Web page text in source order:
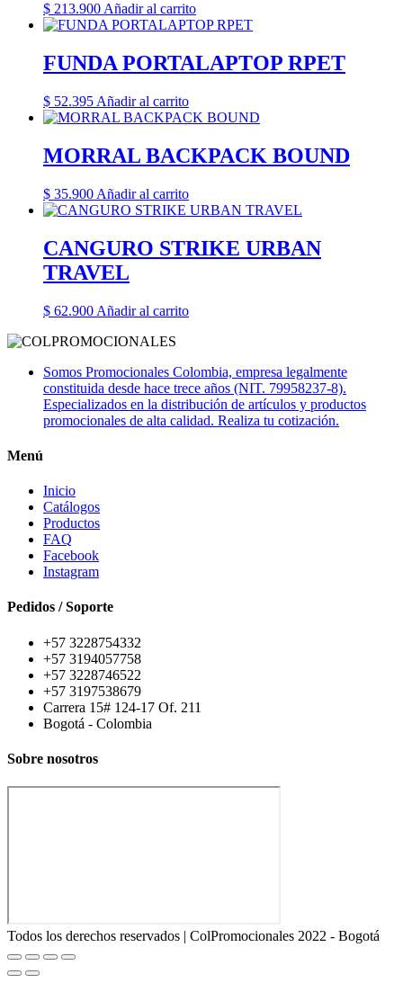
$ 213.900 Añadir al carrito
FUNDA PORTALAPTOP RPET
$ 52.395 Añadir al carrito
MORRAL BACKPACK BOUND
$ 35.900 Añadir al carrito
CANGURO STRIKE URBAN
TRAVEL
$ 62.900 Añadir al carrito
Somos Promocionales Colombia, empresa legalmente
constituida desde hace trece años (NIT. 79958237-8).
Especializados en la distribución de artículos y productos
promocionales de alta calidad. Realiza tu cotización.
Menú
Inicio
Catálogos
Productos
FAQ
Facebook
Instagram
Pedidos / Soporte
+57 3228754332
+57 3194057758
+57 3228746522
+57 3197538679
Carrera 15# 124-17 Of. 211
Bogotá - Colombia
Sobre nosotros
Todos los derechos reservados | ColPromocionales 2022 - Bogotá